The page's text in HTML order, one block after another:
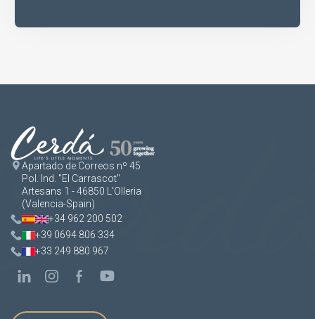
Apartado de Correos nº 45
Pol. Ind. "El Carrascot"
Artesans 1 - 46850 L'Olleria
(Valencia-Spain)
+34 962 200 502
+39 0694 806 334
+33 249 880 967